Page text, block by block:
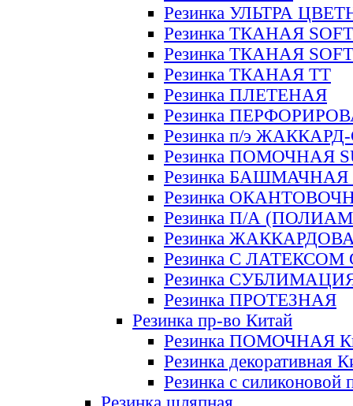
Резинка УЛЬТРА
Резинка ТКАНАЯ SOFT
Резинка ТКАНАЯ
Резинка ТКАНАЯ ТТ
Резинка ПЛЕТЕНАЯ
Резинка
Резинка п/э
Резинка ПОМОЧНАЯ
Резинка БАШМАЧНАЯ
Резинка
Резинка П/А
Резинка
Резинка С ЛАТЕКСОМ
Резинка
Резинка ПРОТЕЗНАЯ
Резинка пр-во Китай
Резинка ПОМОЧНАЯ
Резинка декоративная
Резинка с силиконовой